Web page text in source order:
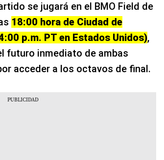
se jugará en el BMO Field de
18:00 hora de Ciudad de
p.m. PT en Estados Unidos),
futuro inmediato de ambas
acceder a los octavos de final.